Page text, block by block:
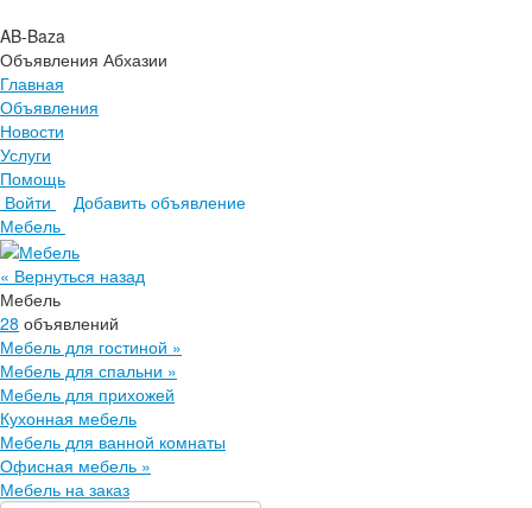
AB-Baza
Объявления Абхазии
Главная
Объявления
Новости
Услуги
Помощь
Войти
Добавить объявление
Главная
Объявления
Новости
Услуги
Помощь
Мебель
« Вернуться назад
Мебель
28 объявлений
Мебель для гостиной »
Мебель для спальни »
Мебель для прихожей
Кухонная мебель
Мебель для ванной комнаты
Офисная мебель »
Мебель на заказ